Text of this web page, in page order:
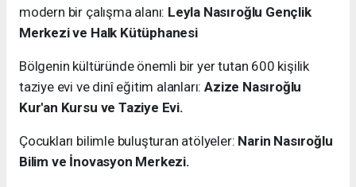
modern bir çalışma alanı: Leyla Nasıroğlu Gençlik
Merkezi ve Halk Kütüphanesi
Bölgenin kültüründe önemli bir yer tutan 600 kişilik
taziye evi ve dinî eğitim alanları:Azize Nasıroğlu
Kur'an Kursu ve Taziye Evi.
Çocukları bilimle buluşturan atölyeler: Narin Nasıroğlu
Bilim ve İnovasyon Merkezi.